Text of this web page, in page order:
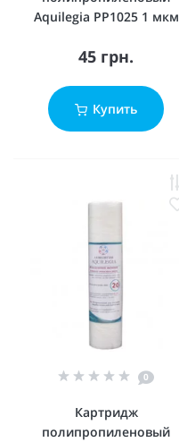
Aquilegia PP1025 1 мкм
45 грн.
Купить
0
Картридж
полипропиленовый